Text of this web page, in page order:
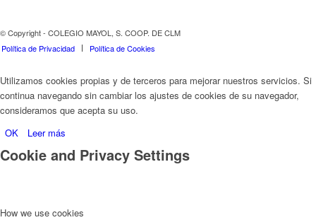
© Copyright - COLEGIO MAYOL, S. COOP. DE CLM
Política de Privacidad
Política de Cookies
Utilizamos cookies propias y de terceros para mejorar nuestros servicios. Si
continua navegando sin cambiar los ajustes de cookies de su navegador,
consideramos que acepta su uso.
OK
Leer más
Cookie and Privacy Settings
How we use cookies